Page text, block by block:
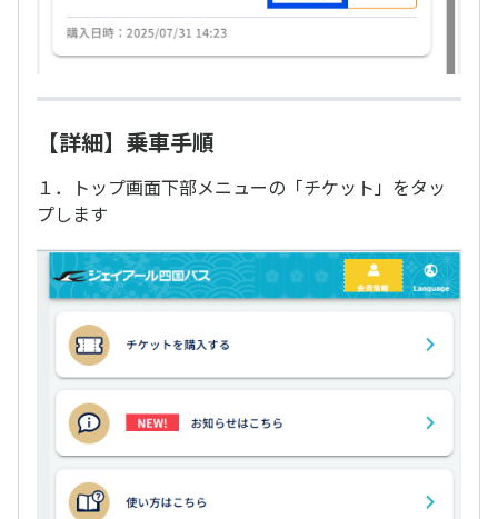
【詳細】乗車手順
１．トップ画面下部メニューの「チケット」をタッ
プします